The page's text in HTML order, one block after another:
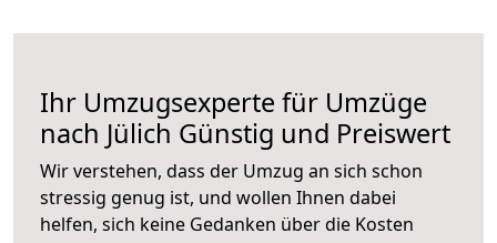
Ihr Umzugsexperte für Umzüge
nach Jülich Günstig und Preiswert
Wir verstehen, dass der Umzug an sich schon
stressig genug ist, und wollen Ihnen dabei
helfen, sich keine Gedanken über die Kosten